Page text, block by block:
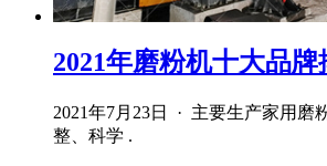
2021年磨粉机十大品
2021年7月23日 · 主要生产家用
整、科学 .